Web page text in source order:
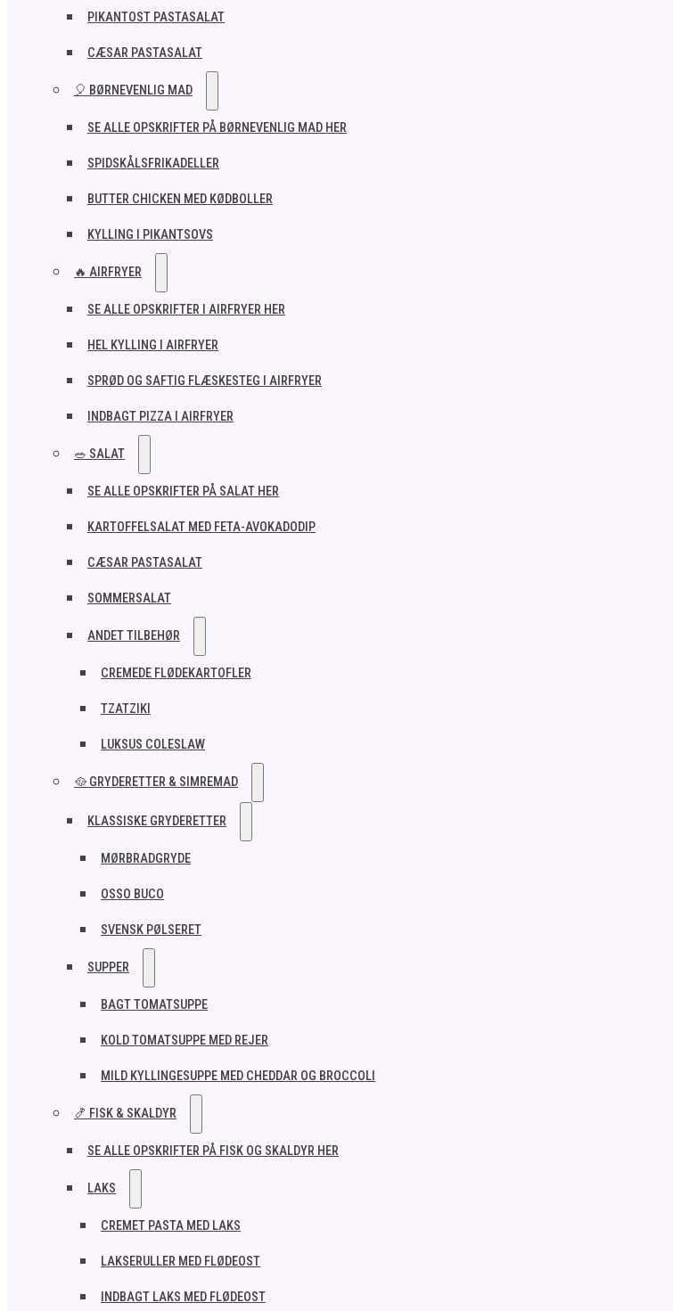
PIKANTOST PASTASALAT
CÆSAR PASTASALAT
🎈 BØRNEVENLIG MAD
SE ALLE OPSKRIFTER PÅ BØRNEVENLIG MAD HER
SPIDSKÅLSFRIKADELLER
BUTTER CHICKEN MED KØDBOLLER
KYLLING I PIKANTSOVS
🔥 AIRFRYER
SE ALLE OPSKRIFTER I AIRFRYER HER
HEL KYLLING I AIRFRYER
SPRØD OG SAFTIG FLÆSKESTEG I AIRFRYER
INDBAGT PIZZA I AIRFRYER
🥗 SALAT
SE ALLE OPSKRIFTER PÅ SALAT HER
KARTOFFELSALAT MED FETA-AVOKADODIP
CÆSAR PASTASALAT
SOMMERSALAT
ANDET TILBEHØR
CREMEDE FLØDEKARTOFLER
TZATZIKI
LUKSUS COLESLAW
🥘 GRYDERETTER & SIMREMAD
KLASSISKE GRYDERETTER
MØRBRADGRYDE
OSSO BUCO
SVENSK PØLSERET
SUPPER
BAGT TOMATSUPPE
KOLD TOMATSUPPE MED REJER
MILD KYLLINGESUPPE MED CHEDDAR OG BROCCOLI
🍤 FISK & SKALDYR
SE ALLE OPSKRIFTER PÅ FISK OG SKALDYR HER
LAKS
CREMET PASTA MED LAKS
LAKSERULLER MED FLØDEOST
INDBAGT LAKS MED FLØDEOST